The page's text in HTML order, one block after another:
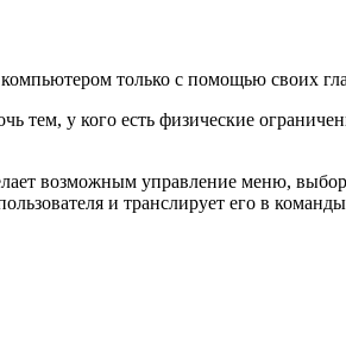
только с помощью своих
у кого есть физические
возможным управление меню,
и транслирует его в